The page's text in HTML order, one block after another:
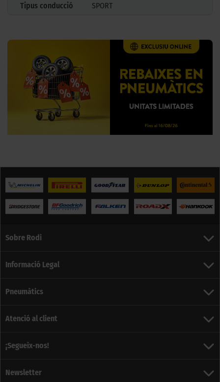
Tipus conducció
SPORT
Sobre Rodi
Informació Legal
Pneumàtics
Atenció al client
¡Segueix-nos!
Newsletter